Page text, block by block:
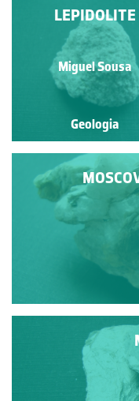
GRANADA
Miguel Sousa
Geologia
LEPIDOLITE
Miguel Sousa
Geologia